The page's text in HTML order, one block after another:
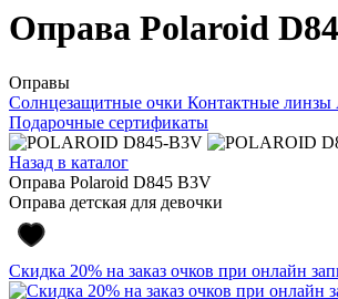
Оправа Polaroid
Оправы
Солнцезащитные очки Контактные линзы
Подарочные сертификаты
Назад в каталог
Оправа Polaroid D845 B3V
Оправа детская для девочки
Скидка 20% на заказ очков при онлайн